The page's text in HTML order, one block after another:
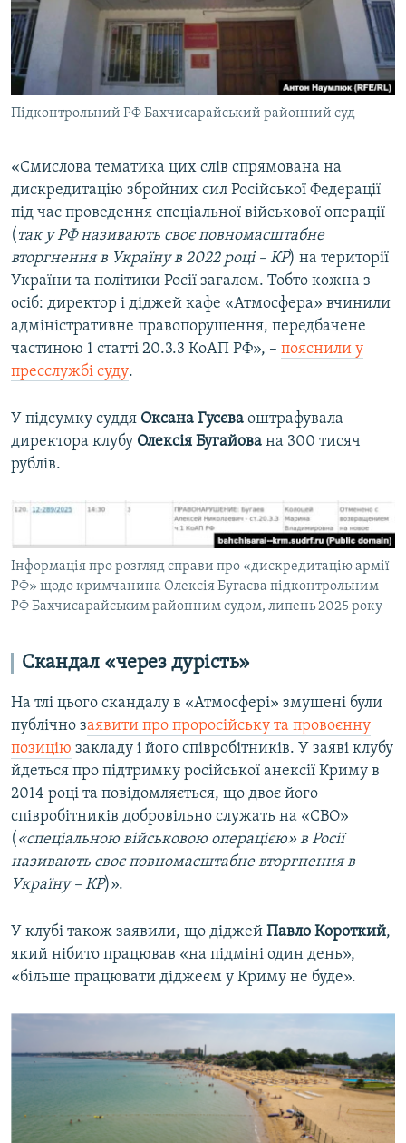
Підконтрольний РФ Бахчисарайський районний суд
«Смислова тематика цих слів спрямована на
дискредитацію збройних сил Російської Федерації
під час проведення спеціальної військової операції
( так у РФ називають своє повномасштабне
вторгнення в Україну в 2022 році – КР) на території
України та політики Росії загалом. Тобто кожна з
осіб: директор і діджей кафе «Атмосфера» вчинили
адміністративне правопорушення, передбачене
частиною 1 статті 20.3.3 КоАП РФ», – пояснили у
пресслужбі суду.
У підсумку суддя Оксана Гусєва оштрафувала
директора клубу Олексія Бугайова на 300 тисяч
рублів.
Інформація про розгляд справи про «дискредитацію армії
РФ» щодо кримчанина Олексія Бугаєва підконтрольним
РФ Бахчисарайським районним судом, липень 2025 року
Скандал «через дурість»
На тлі цього скандалу в «Атмосфері» змушені були
публічно заявити про проросійську та провоєнну
позицію закладу і його співробітників. У заяві клубу
йдеться про підтримку російської анексії Криму в
2014 році та повідомляється, що двоє його
співробітників добровільно служать на «СВО»
( «спеціальною військовою операцією» в Росії
називають своє повномасштабне вторгнення в
Україну – КР)».
У клубі також заявили, що діджей Павло Короткий,
який нібито працював «на підміні один день»,
«більше працювати діджеєм у Криму не буде».